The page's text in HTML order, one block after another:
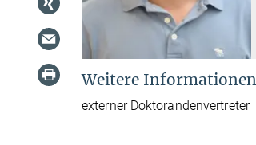
Weitere Informationen
externer Doktorandenvertreter